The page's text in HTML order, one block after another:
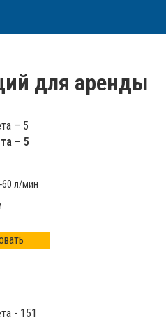
для аренды
– 5
60 л/мин